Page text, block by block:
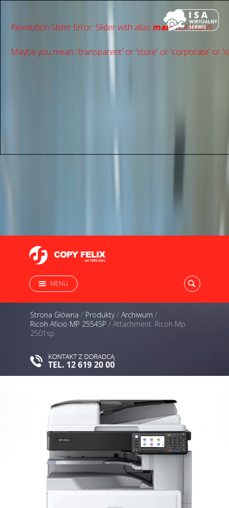
Revolution Slider Error: Slider with alias mainnot found.
Maybe you mean: 'transparent' or 'store' or 'сorporate' or
MENU
Strona Główna / Produkty/ Archiwum /
Ricoh Aficio MP 2554SP / Attachment: Ricoh Mp
2501sp